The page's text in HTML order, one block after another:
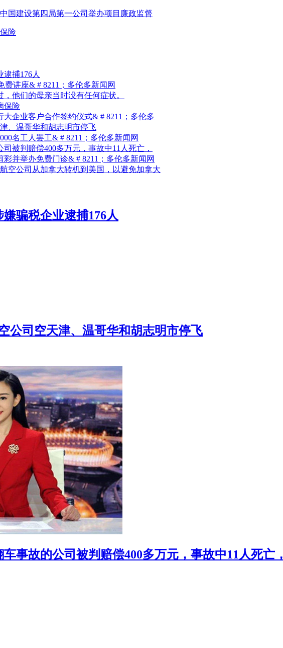
建设第四局第一公司举办项目廉政监督
险
逮捕176人
费讲座& # 8211；多伦多新闻网
他们的母亲当时没有任何症状。
保险
企业客户合作签约仪式& # 8211；多伦多
、温哥华和胡志明市停飞
名工人罢工& # 8211；多伦多新闻网
被判赔偿400多万元，事故中11人死亡，
并举办免费门诊& # 8211；多伦多新闻网
空公司从加拿大转机到美国，以避免加拿大
骗税企业逮捕176人
公司空天津、温哥华和胡志明市停飞
事故的公司被判赔偿400多万元，事故中11人死亡，